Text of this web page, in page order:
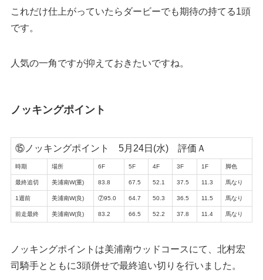
これだけ仕上がっていたらダービーでも期待の持てる1頭
です。
人気の一角ですが抑えておきたいですね。
ノッキングポイント
⑮ノッキングポイント 5月24日(水) 評価Ａ
時期 場所 6F 5F 4F 3F 1F 脚色
最終追切 美浦南W(重) 83.8 67.5 52.1 37.5 11.3 馬なり
1週前 美浦南W(良) ⑦95.0 64.7 50.3 36.5 11.5 馬なり
前走最終 美浦南W(良) 83.2 66.5 52.2 37.8 11.4 馬なり
ノッキングポイントは美浦南ウッドコースにて、北村宏
司騎手とともに3頭併せで最終追い切りを行いました。